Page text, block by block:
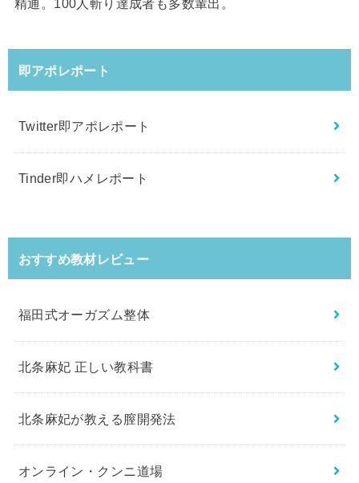
精通。100人斬り達成者も多数輩出。
即アポレポート
Twitter即アポレポート
Tinder即ハメレポート
おすすめ教材レビュー
福田式オーガズム整体
北条麻妃 正しい教科書
北条麻妃が教える膣開発法
オンライン・クンニ道場